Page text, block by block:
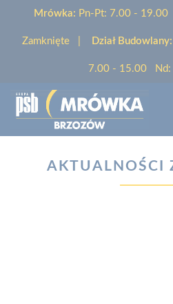
Mrówka: Pn-Pt: 7.00 -
Zamknięte | Dział Budowlany:
7.00 - 15.00 Nd:
Aktualności
AKTUALNOŚCI